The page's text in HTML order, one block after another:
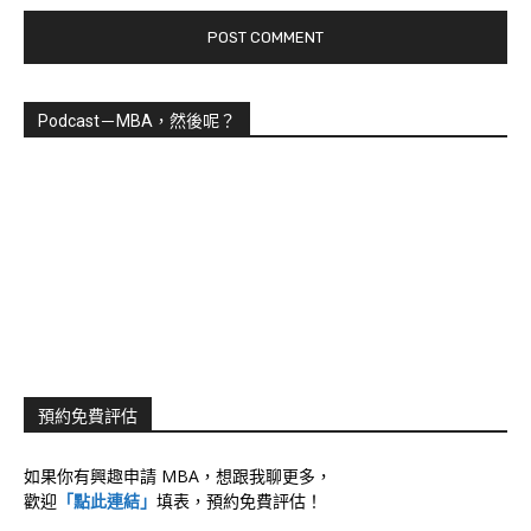
Podcast－MBA，然後呢？
預約免費評估
如果你有興趣申請 MBA，想跟我聊更多，
歡迎 「點此連結」 填表，預約免費評估！